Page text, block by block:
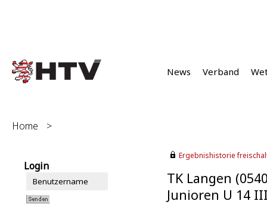
News Verband
Home >
Login
Ergebnishistorie
TK Langen
Junioren U 14